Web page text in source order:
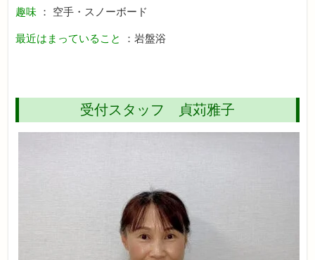
趣味 ： 空手・スノーボード
最近はまっていること ：岩盤浴
受付スタッフ 貞苅雅子